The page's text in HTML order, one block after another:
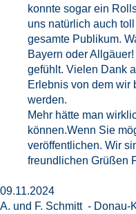
konnte sogar ein
uns natürlich auch
gesamte Publikum.
Bayern oder
gefühlt. Vielen Dank
Erlebnis von dem wir
werden.
Mehr hätte man
können.Wenn Sie
veröffentlichen. Wir
freundlichen Grüßen
09.11.2024
A. und F. Schmitt - Donau-